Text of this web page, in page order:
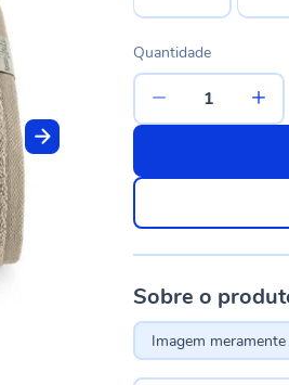
Quantidade
Sobre o
Imagem